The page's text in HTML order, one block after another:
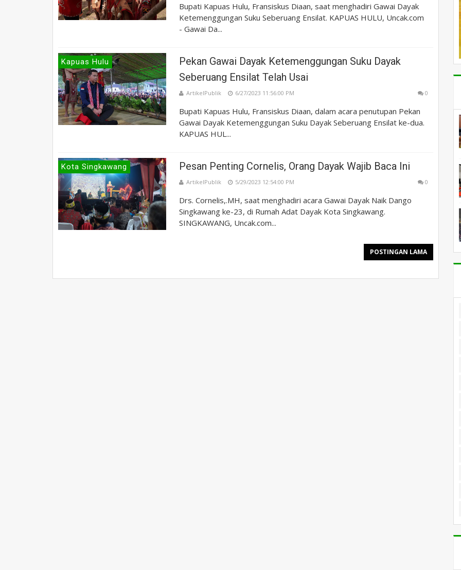
Bupati Kapuas Hulu, Fransiskus Diaan, saat menghadiri Gawai Dayak
Ketemenggungan Suku Seberuang Ensilat. KAPUAS HULU, Uncak.com
- Gawai Da...
Kapuas Hulu
Pekan Gawai Dayak Ketemenggungan Suku Dayak
Seberuang Ensilat Telah Usai
ArtikelPublik 6/27/2023 11:56:00 PM 0
Bupati Kapuas Hulu, Fransiskus Diaan, dalam acara penutupan Pekan
Gawai Dayak Ketemenggungan Suku Dayak Seberuang Ensilat ke-dua.
KAPUAS HUL...
Kota Singkawang Pesan Penting Cornelis, Orang Dayak Wajib Baca Ini
ArtikelPublik 5/29/2023 12:54:00 PM 0
Drs. Cornelis,.MH, saat menghadiri acara Gawai Dayak Naik Dango
Singkawang ke-23, di Rumah Adat Dayak Kota Singkawang.
SINGKAWANG, Uncak.com...
POSTINGAN LAMA